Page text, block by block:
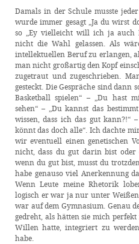
Damals in der Schule musste
wurde immer gesagt „Ja du wirst
so „Ey vielleicht will ich ja auch
nicht die Wahl gelassen. Als
intellektuellen Beruf zu erlangen,
man nicht großartig den Kopf
zugetraut und zugeschrieben.
gesteckt. Die Gespräche sind dann
Basketball spielen“ – „Du hast
sehen“ – „Du kannst das
wissen, dass ich das gut kann?!“
könnt das doch alle“. Ich dachte
wir eventuell einen genetischen
nicht, dass du gut darin bist oder
wenn du gut bist, musst du
habe genauso viel Anerkennung
Wenn Leute meine Rhetorik
logisch er war ja nur unter
war auf dem Gymnasium. Genau
gedreht, als hätten sie mich
Willen hatte, integriert zu
habe.